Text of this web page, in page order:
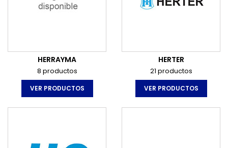
HERRAYMA
8 productos
VER PRODUCTOS
HERTER
21 productos
VER PRODUCTOS